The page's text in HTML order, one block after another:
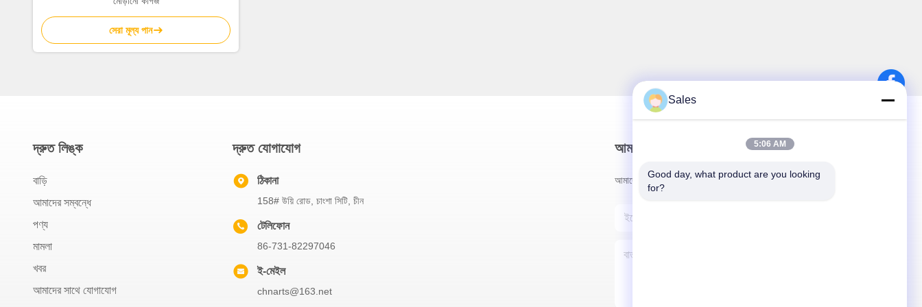
সেরা মূল্য পান
দ্রুত লিঙ্ক
বাড়ি
আমাদের সম্বন্ধে
পণ্য
মামলা
খবর
আমাদের সাথে যোগাযোগ
দ্রুত যোগাযোগ
ঠিকানা
158# উয়ি রোড, চাংশা সিটি, চীন
টেলিফোন
86-731-82297046
ই-মেইল
chnarts@163.net
আমাদের নিউজলেটার
আমাদের নিউজলেটারে সাবস্ক্রাইব করুন এবং আরও অনেক কিছু পেতে পারেন।
Sales
5:06 AM
Good day, what product are you looking
for?